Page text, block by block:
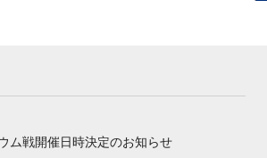
ム戦開催日時決定のお知らせ